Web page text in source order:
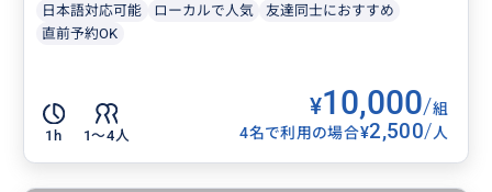
日本語対応可能 ローカルで人気
友達同士におすすめ
直前予約OK
1h 1〜4人
¥10,000/組
4名で利用の場合¥2,500/人